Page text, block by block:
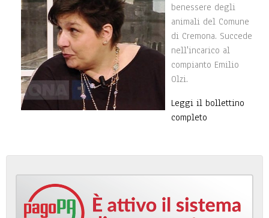
benessere degli
animali del Comune
di Cremona. Succede
nell'incarico al
compianto Emilio
Olzi.
Leggi il bollettino
completo